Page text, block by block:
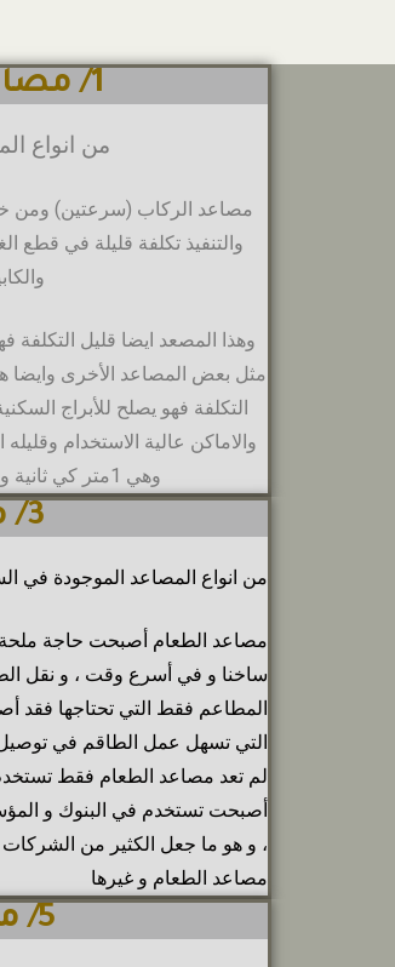
1/ مصاعد ركاب سرعتين
من انواع
مصاعد الركاب (سرعتين) ومن
والتنفيذ تكلفة قليلة في قطع
وهذا المصعد ايضا قليل التكلفة
مثل بعض المصاعد الأخرى وايضا
التكلفة فهو يصلح للأبراج
والاماكن عالية الاستخدام
وهي 1متر كي ثانية ومنه انواع ايطالي الصنع واسباني والماني
3/ مصعد طعام
من انواع المصاعد الموجودة في
مصاعد الطعام أصبحت حاجة ملحة
ساخنا و في أسرع وقت ، و نقل
المطاعم فقط التي تحتاجها
التي تسهل عمل الطاقم في
لم تعد مصاعد الطعام فقط
أصبحت تستخدم في البنوك و
، و هو ما جعل الكثير من
مصاعد الطعام و غيرها
5/ مصعد بانوراما